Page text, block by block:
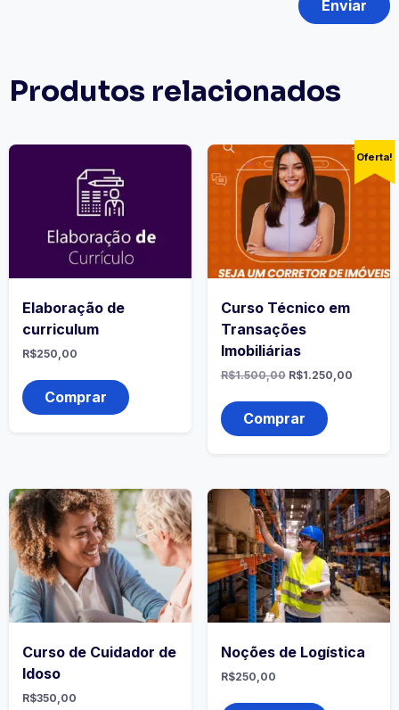
Produtos relacionados
Elaboração de
curriculum
R$250,00
Comprar
Oferta!
Curso Técnico em
Transações
Imobiliárias
R$1.500,00 R$1.250,00
Comprar
Curso de Cuidador de
Idoso
R$350,00
Noções de Logística
R$250,00